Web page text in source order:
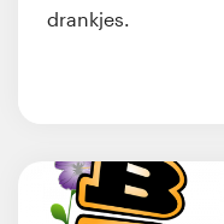
drankjes.